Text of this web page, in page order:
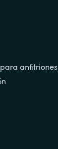
anfitriones